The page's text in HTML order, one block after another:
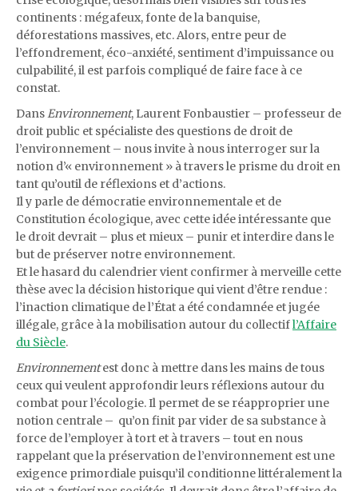
continents : mégafeux, fonte de la banquise,
déforestations massives, etc. Alors, entre peur de
l’effondrement, éco-anxiété, sentiment d’impuissance ou
culpabilité, il est parfois compliqué de faire face à ce
constat.
DansEnvironnement, Laurent Fonbaustier – professeur de
droit public et spécialiste des questions de droit de
l’environnement – nous invite à nous interroger sur la
notion d’« environnement » à travers le prisme du droit en
tant qu’outil de réflexions et d’actions.
Il y parle de démocratie environnementale et de
Constitution écologique, avec cette idée intéressante que
le droit devrait – plus et mieux – punir et interdire dans le
but de préserver notre environnement.
Et le hasard du calendrier vient confirmer à merveille cette
thèse avec la décision historique qui vient d’être rendue :
l’inaction climatique de l’État a été condamnée et jugée
illégale, grâce à la mobilisation autour du collectifl’Affaire
du Siècle.
Environnementest donc à mettre dans les mains de tous
ceux qui veulent approfondir leurs réflexions autour du
combat pour l’écologie. Il permet de se réapproprier une
notion centrale – qu’on finit par vider de sa substance à
force de l’employer à tort et à travers – tout en nous
rappelant que la préservation de l’environnement est une
exigence primordiale puisqu’il conditionne littéralement la